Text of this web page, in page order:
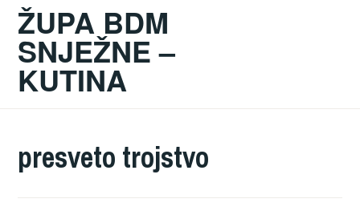
ŽUPA BDM
SNJEŽNE –
KUTINA
presveto trojstvo